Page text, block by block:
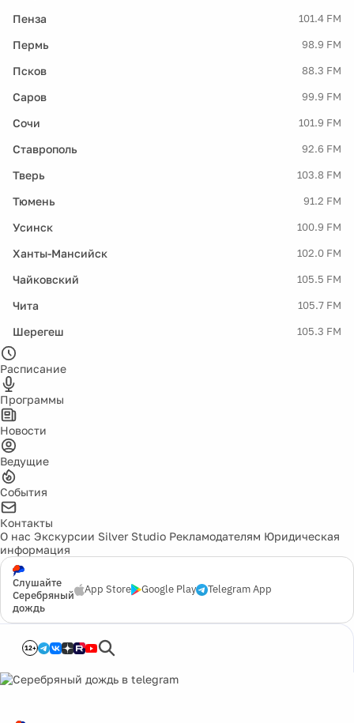
Пенза 101.4 FM
Пермь 98.9 FM
Псков 88.3 FM
Саров 99.9 FM
Сочи 101.9 FM
Ставрополь 92.6 FM
Тверь 103.8 FM
Тюмень 91.2 FM
Усинск 100.9 FM
Ханты-Мансийск 102.0 FM
Чайковский 105.5 FM
Чита 105.7 FM
Шерегеш 105.3 FM
Расписание
Программы
Новости
Ведущие
События
Контакты
О нас Экскурсии Silver Studio Рекламодателям Юридическая
информация
Слушайте
Серебряный
дождь
App Store Google Play Telegram App
12+